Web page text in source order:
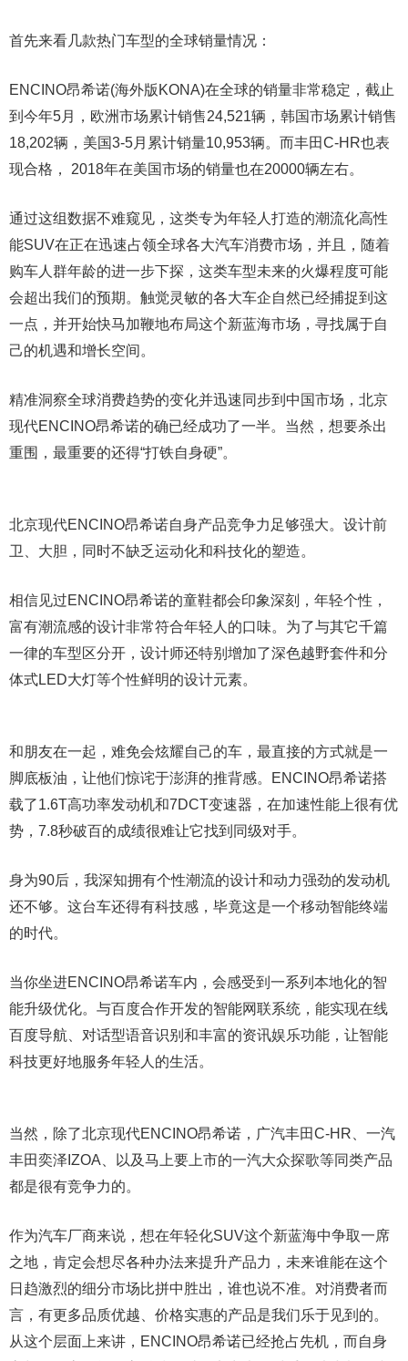
首先来看几款热门车型的全球销量情况：
ENCINO昂希诺(海外版KONA)在全球的销量非常稳定，截止
到今年5月，欧洲市场累计销售24,521辆，韩国市场累计销售
18,202辆，美国3-5月累计销量10,953辆。而丰田C-HR也表
现合格， 2018年在美国市场的销量也在20000辆左右。
通过这组数据不难窥见，这类专为年轻人打造的潮流化高性
能SUV在正在迅速占领全球各大汽车消费市场，并且，随着
购车人群年龄的进一步下探，这类车型未来的火爆程度可能
会超出我们的预期。触觉灵敏的各大车企自然已经捕捉到这
一点，并开始快马加鞭地布局这个新蓝海市场，寻找属于自
己的机遇和增长空间。
精准洞察全球消费趋势的变化并迅速同步到中国市场，北京
现代ENCINO昂希诺的确已经成功了一半。当然，想要杀出
重围，最重要的还得“打铁自身硬”。
北京现代ENCINO昂希诺自身产品竞争力足够强大。设计前
卫、大胆，同时不缺乏运动化和科技化的塑造。
相信见过ENCINO昂希诺的童鞋都会印象深刻，年轻个性，
富有潮流感的设计非常符合年轻人的口味。为了与其它千篇
一律的车型区分开，设计师还特别增加了深色越野套件和分
体式LED大灯等个性鲜明的设计元素。
和朋友在一起，难免会炫耀自己的车，最直接的方式就是一
脚底板油，让他们惊诧于澎湃的推背感。ENCINO昂希诺搭
载了1.6T高功率发动机和7DCT变速器，在加速性能上很有优
势，7.8秒破百的成绩很难让它找到同级对手。
身为90后，我深知拥有个性潮流的设计和动力强劲的发动机
还不够。这台车还得有科技感，毕竟这是一个移动智能终端
的时代。
当你坐进ENCINO昂希诺车内，会感受到一系列本地化的智
能升级优化。与百度合作开发的智能网联系统，能实现在线
百度导航、对话型语音识别和丰富的资讯娱乐功能，让智能
科技更好地服务年轻人的生活。
当然，除了北京现代ENCINO昂希诺，广汽丰田C-HR、一汽
丰田奕泽IZOA、以及马上要上市的一汽大众探歌等同类产品
都是很有竞争力的。
作为汽车厂商来说，想在年轻化SUV这个新蓝海中争取一席
之地，肯定会想尽各种办法来提升产品力，未来谁能在这个
日趋激烈的细分市场比拼中胜出，谁也说不准。对消费者而
言，有更多品质优越、价格实惠的产品是我们乐于见到的。
从这个层面上来讲，ENCINO昂希诺已经抢占先机，而自身